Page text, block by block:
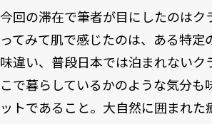
今回の滞在で筆者が目にしたのは
ってみて肌で感じたのは、ある特
味違い、普段日本では泊まれない
こで暮らしているかのような気分
ットであること。大自然に囲まれ